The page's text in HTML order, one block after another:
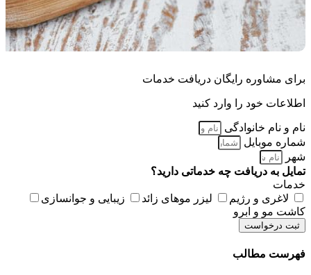
برای مشاوره رایگان دریافت خدمات
اطلاعات خود را وارد کنید
نام و نام خانوادگی
شماره موبایل
شهر
تمایل به دریافت چه خدماتی دارید؟
خدمات
لاغری و رژیم
لیزر موهای زائد
زیبایی و جوانسازی
کاشت مو و ابرو
ثبت درخواست
فهرست مطالب